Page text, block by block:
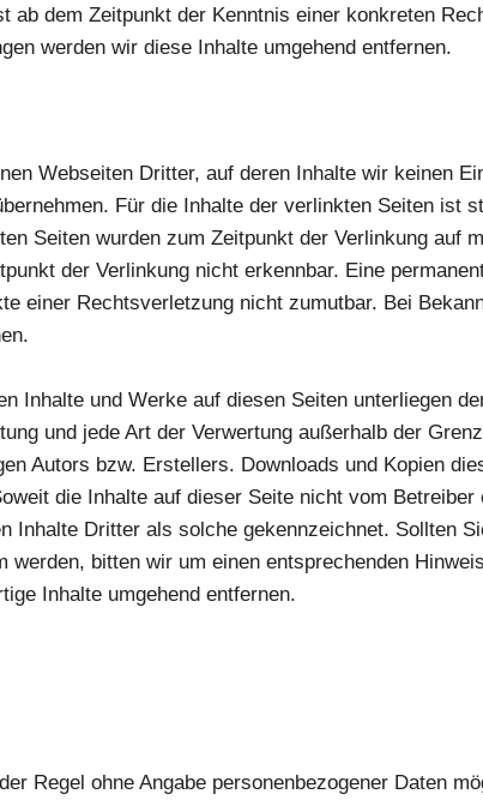
ab dem Zeitpunkt der Kenntnis einer konkreten
werden wir diese Inhalte umgehend entfernen.
Webseiten Dritter, auf deren Inhalte wir keinen
Für die Inhalte der verlinkten Seiten ist
Seiten wurden zum Zeitpunkt der Verlinkung auf
der Verlinkung nicht erkennbar. Eine
einer Rechtsverletzung nicht zumutbar. Bei
Inhalte und Werke auf diesen Seiten unterliegen
und jede Art der Verwertung außerhalb der
Autors bzw. Erstellers. Downloads und Kopien
die Inhalte auf dieser Seite nicht vom
Inhalte Dritter als solche gekennzeichnet. Sollten
werden, bitten wir um einen entsprechenden
Inhalte umgehend entfernen.
Regel ohne Angabe personenbezogener Daten